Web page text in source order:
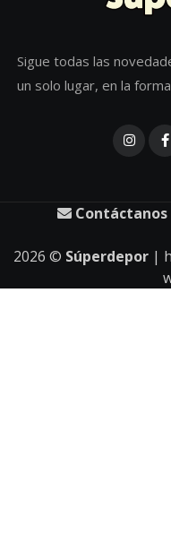
Sigue todas las
un solo lugar, en la
Contáctanos
2026 © Súperdepor |